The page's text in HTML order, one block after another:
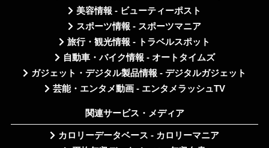
美容情報 - ビューティーポスト
スポーツ情報 - スポーツマニア
旅行・観光情報 - トラベルスポット
自動車・バイク情報 - オートタイムズ
ガジェット・デジタル製品情報 - デジタルガジェット
芸能・エンタメ動画 - エンタメラッシュTV
関連サービス・メディア
カロリーデータベース - カロリーマニア